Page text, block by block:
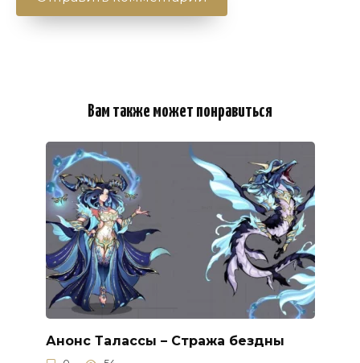
Вам также может понравиться
Анонс Талассы – Стража бездны